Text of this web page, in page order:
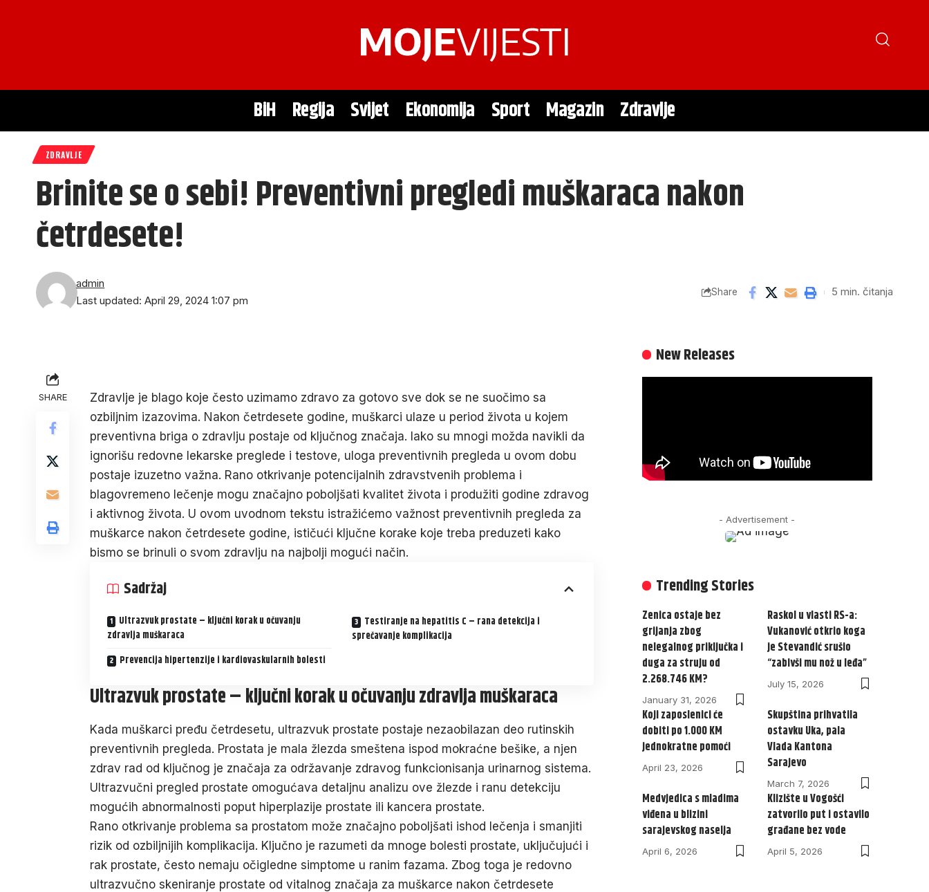
BiH Regija Svijet Ekonomija Sport Magazin Zdravlje
ZDRAVLJE
Brinite se o sebi! Preventivni pregledi muškaraca nakon
četrdesete!
Last updated: April 29, 2024 1:07 pm
admin
Share 5 min. čitanja
SHARE
Zdravlje je blago koje često uzimamo zdravo za gotovo sve dok se ne suočimo sa
ozbiljnim izazovima. Nakon četrdesete godine, muškarci ulaze u period života u kojem
preventivna briga o zdravlju postaje od ključnog značaja. Iako su mnogi možda navikli da
ignorišu redovne lekarske preglede i testove, uloga preventivnih pregleda u ovom dobu
postaje izuzetno važna. Rano otkrivanje potencijalnih zdravstvenih problema i
blagovremeno lečenje mogu značajno poboljšati kvalitet života i produžiti godine zdravog
i aktivnog života. U ovom uvodnom tekstu istražićemo važnost preventivnih pregleda za
muškarce nakon četrdesete godine, ističući ključne korake koje treba preduzeti kako
bismo se brinuli o svom zdravlju na najbolji mogući način.
Sadržaj
Ultrazvuk prostate – ključni korak u očuvanju
zdravlja muškaraca
Prevencija hipertenzije i kardiovaskularnih bolesti
Testiranje na hepatitis C – rana detekcija i
sprečavanje komplikacija
Ultrazvuk prostate – ključni korak u očuvanju zdravlja muškaraca
Kada muškarci pređu četrdesetu, ultrazvuk prostate postaje nezaobilazan deo rutinskih
preventivnih pregleda. Prostata je mala žlezda smeštena ispod mokraćne bešike, a njen
zdrav rad od ključnog je značaja za održavanje zdravog funkcionisanja urinarnog sistema.
Ultrazvučni pregled prostate omogućava detaljnu analizu ove žlezde i ranu detekciju
mogućih abnormalnosti poput hiperplazije prostate ili kancera prostate.
Rano otkrivanje problema sa prostatom može značajno poboljšati ishod lečenja i smanjiti
rizik od ozbiljnijih komplikacija. Ključno je razumeti da mnoge bolesti prostate, uključujući i
rak prostate, često nemaju očigledne simptome u ranim fazama. Zbog toga je redovno
ultrazvučno skeniranje prostate od vitalnog značaja za muškarce nakon četrdesete
New Releases
- Advertisement -
Trending Stories
Zenica ostaje bez
grijanja zbog
nelegalnog priključka i
duga za struju od
2.268.746 KM?
January 31, 2026
Raskol u vlasti RS-a:
Vukanović otkrio koga
je Stevandić srušio
“zabivši mu nož u leđa”
July 15, 2026
Koji zaposlenici će
dobiti po 1.000 KM
jednokratne pomoći
April 23, 2026
Skupština prihvatila
ostavku Uka, pala
Vlada Kantona
Sarajevo
March 7, 2026
Medvjedica s mladima
viđena u blizini
sarajevskog naselja
April 6, 2026
Klizište u Vogošći
zatvorilo put i ostavilo
građane bez vode
April 5, 2026